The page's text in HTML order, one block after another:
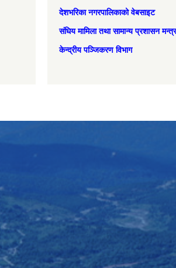
देशभरिका नगरपालिकाको वेबसाइट
संघिय मामिला तथा सामान्‍य प्रशासन
केन्द्रीय पञ्जिकरण विभाग